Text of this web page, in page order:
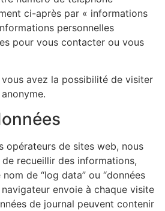
ci-après par « informations
personnelles
pour vous contacter ou vous
avez la possibilité de visiter
opérateurs de sites web, nous
recueillir des informations,
de “log data” ou “données
envoie à chaque visite
de journal peuvent contenir